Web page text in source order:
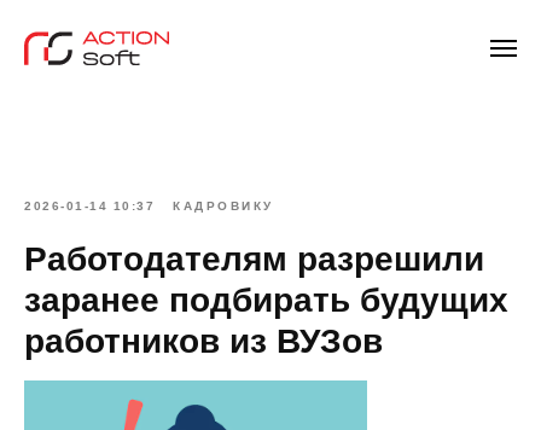
2026-01-14 10:37 КАДРОВИКУ
Работодателям разрешили
заранее подбирать будущих
работников из ВУЗов